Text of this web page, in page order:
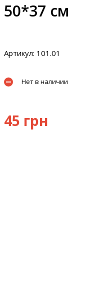
50*37 см
Артикул: 101.01
Нет в наличии
45 грн